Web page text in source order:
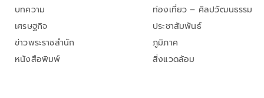
บทความ
เศรษฐกิจ
ข่าวพระราชสำนัก
หนังสือพิมพ์
ท่องเที่ยว – ศิลปวัฒนธรรม
ประชาสัมพันธ์
ภูมิภาค
สิ่งแวดล้อม